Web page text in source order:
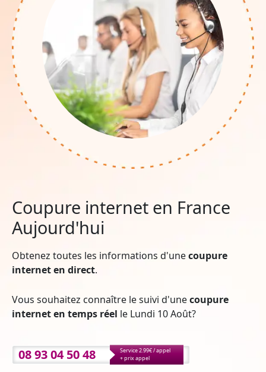
Coupure internet en France
Aujourd'hui
Obtenez toutes les informations d'unecoupure
internet en direct.
Vous souhaitez connaître le suivi d'unecoupure
internet en temps réel le Lundi 10 Août?
08 93 04 50 48
Service 2.99€ / appel
+ prix appel